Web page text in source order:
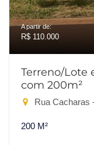
A partir de:
R$ 110.000
Terreno/Lote
com 200m²
Rua Cacharas
200 M²